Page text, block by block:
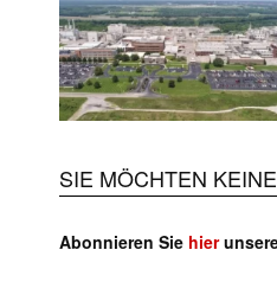
SIE MÖCHTEN
Abonnieren Sie hier